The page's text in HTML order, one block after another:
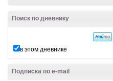
Поиск по дневнику
в этом дневнике
Подписка по e-mail